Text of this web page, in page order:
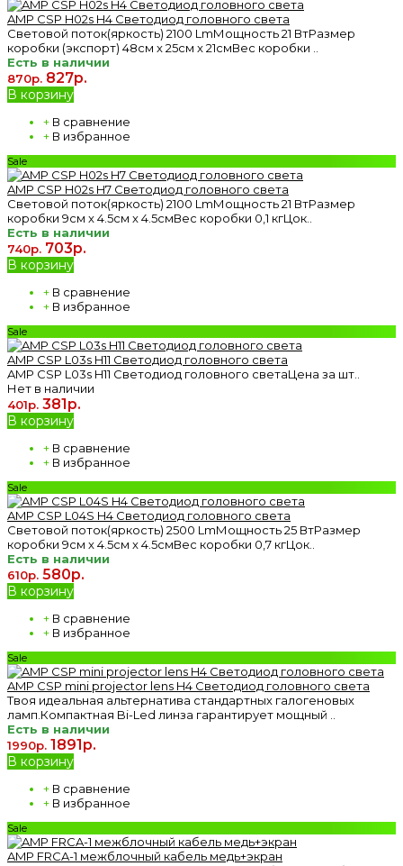
AMP CSP H02s H4 Светодиод головного света
Световой поток(яркость) 2100 LmМощность 21 ВтРазмер
коробки (экспорт) 48см x 25см x 21смВес коробки ..
Есть в наличии
870р. 827р.
В корзину
+ В сравнение
+ В избранное
Sale
AMP CSP H02s H7 Светодиод головного света
Световой поток(яркость) 2100 LmМощность 21 ВтРазмер
коробки 9см x 4.5см x 4.5смВес коробки 0,1 кгЦок..
Есть в наличии
740р. 703р.
В корзину
+ В сравнение
+ В избранное
Sale
AMP CSP L03s H11 Светодиод головного света
AMP CSP L03s H11 Светодиод головного светаЦена за шт..
Нет в наличии
401р. 381р.
В корзину
+ В сравнение
+ В избранное
Sale
AMP CSP L04S H4 Светодиод головного света
Световой поток(яркость) 2500 LmМощность 25 ВтРазмер
коробки 9см x 4.5см x 4.5смВес коробки 0,7 кгЦок..
Есть в наличии
610р. 580р.
В корзину
+ В сравнение
+ В избранное
Sale
AMP CSP mini projector lens H4 Светодиод головного света
Твоя идеальная альтернатива стандартных галогеновых
ламп.Компактная Bi-Led линза гарантирует мощный ..
Есть в наличии
1990р. 1891р.
В корзину
+ В сравнение
+ В избранное
Sale
AMP FRCA-1 межблочный кабель медь+экран